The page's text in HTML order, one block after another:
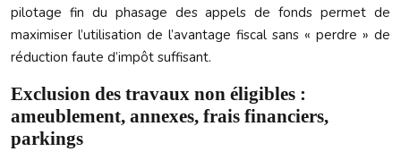
pilotage fin du phasage des appels de fonds permet de
maximiser l’utilisation de l’avantage fiscal sans « perdre » de
réduction faute d’impôt suffisant.
Exclusion des travaux non éligibles :
ameublement, annexes, frais financiers,
parkings